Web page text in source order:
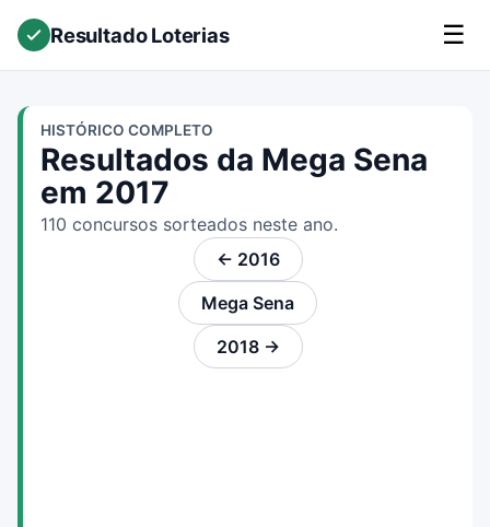
Resultado Loterias ☰
HISTÓRICO COMPLETO
Resultados da Mega Sena
em 2017
110 concursos sorteados neste ano.
← 2016
Mega Sena
2018 →